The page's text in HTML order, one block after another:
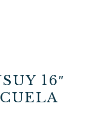
16″